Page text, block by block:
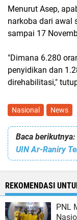
Menurut Asep,
narkoba dari awal
sampai 17
"Dimana 6.280
penyidikan dan
direhabilitasi,"
Nasional News
Baca berikutnya:
REKOMENDASI
PNL